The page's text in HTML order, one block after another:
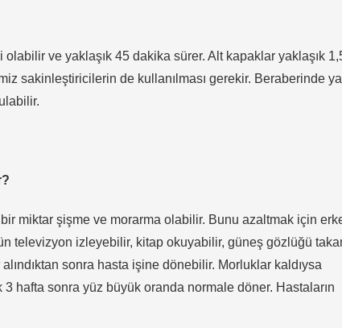
ve yaklaşık 45 dakika sürer. Alt kapaklar yaklaşık
sakinleştiricilerin de kullanılması gerekir. Beraberinde
miktar şişme ve morarma olabilir. Bunu azaltmak için
televizyon izleyebilir, kitap okuyabilir, güneş gözlüğü
sonra hasta işine dönebilir. Morluklar kaldıysa
3 hafta sonra yüz büyük oranda normale döner. Hastaların